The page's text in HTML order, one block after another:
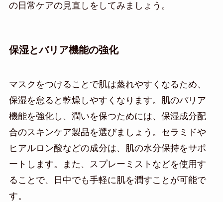
の日常ケアの見直しをしてみましょう。
保湿とバリア機能の強化
マスクをつけることで肌は蒸れやすくなるため、
保湿を怠ると乾燥しやすくなります。肌のバリア
機能を強化し、潤いを保つためには、保湿成分配
合のスキンケア製品を選びましょう。セラミドや
ヒアルロン酸などの成分は、肌の水分保持をサポ
ートします。また、スプレーミストなどを使用す
ることで、日中でも手軽に肌を潤すことが可能で
す。